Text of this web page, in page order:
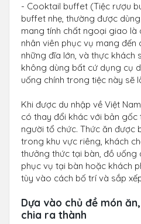
- Cooktail buffet (Tiệc rượu
buffet nhẹ, thường được
mang tính chất ngoại giao là
nhân viên phục vụ mang
những đĩa lớn, và thực khách
không dùng bất cứ dụng cụ
uống chính trong tiệc này sẽ
Khi được du nhập về Việt
có thay đổi khác với bản
người tổ chức. Thức ăn được
trong khu vực riêng, khách
thưởng thức tại bàn, đồ uống
phục vụ tại bàn hoặc khách
tùy vào cách bố trí và sắp
Dựa vào chủ đề món
chia ra thành